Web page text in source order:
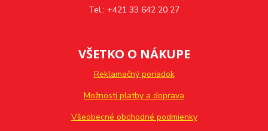
Tel.: +421 33 642 20 27
VŠETKO O NÁKUPE
Reklamačný poriadok
Možnosti platby a doprava
Všeobecné obchodné podmienky